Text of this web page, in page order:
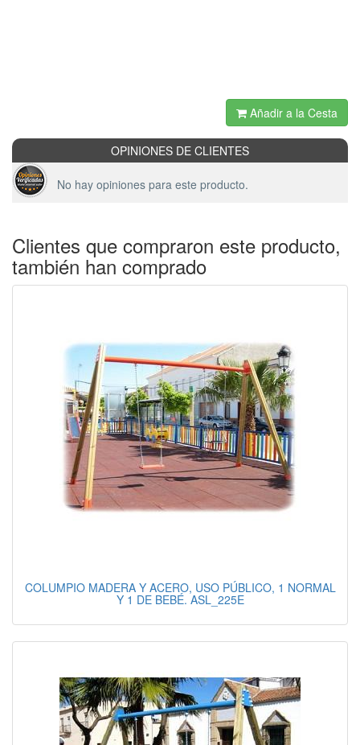
Añadir a la Cesta
OPINIONES DE CLIENTES
No hay opiniones para este producto.
Clientes que compraron este producto,
también han comprado
COLUMPIO MADERA Y ACERO, USO PÚBLICO, 1 NORMAL
Y 1 DE BEBÉ. ASL_225E